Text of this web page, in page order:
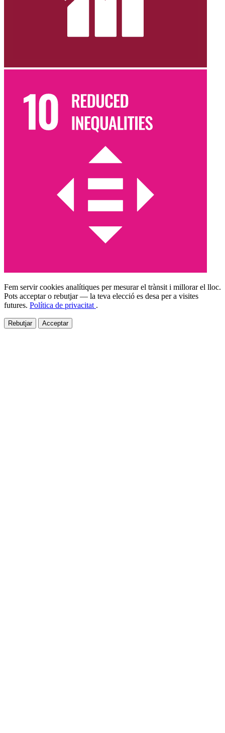
Fem servir cookies analítiques per mesurar el trànsit i millorar el lloc.
Pots acceptar o rebutjar — la teva elecció es desa per a visites
futures. Política de privacitat .
Rebutjar Acceptar